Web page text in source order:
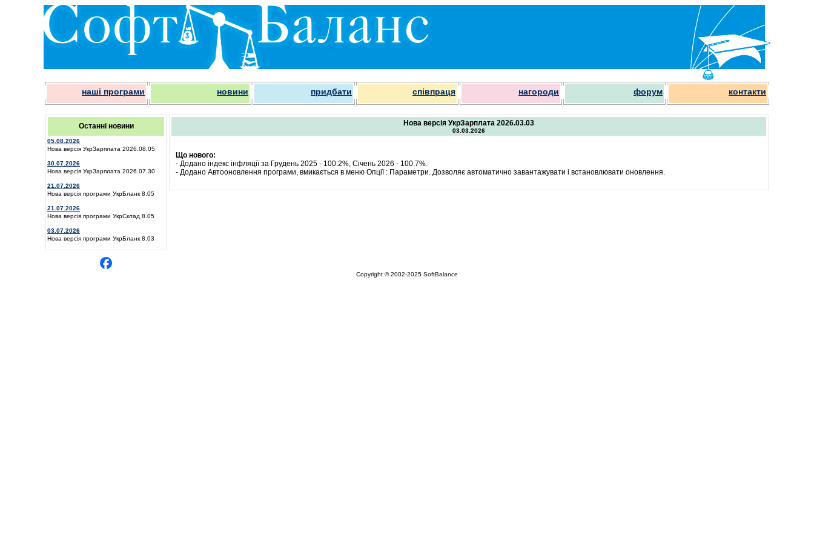
наші програми новини придбати співпраця нагороди форум контакти
Останні новини
05.08.2026
Нова версія УкрЗарплата 2026.08.05
30.07.2026
Нова версія УкрЗарплата 2026.07.30
21.07.2026
Нова версія програми УкрБланк 8.05
21.07.2026
Нова версія програми УкрСклад 8.05
03.07.2026
Нова версія програми УкрБланк 8.03
Нова версія УкрЗарплата 2026.03.03
03.03.2026
Що нового:
- Додано індекс інфляції за Грудень 2025 - 100.2%, Січень 2026 - 100.7%.
- Додано Автооновлення програми, вмикається в меню Опції : Параметри. Дозволяє автоматично завантажувати і встановлювати оновлення.
Copyright © 2002-2025 SoftBalance